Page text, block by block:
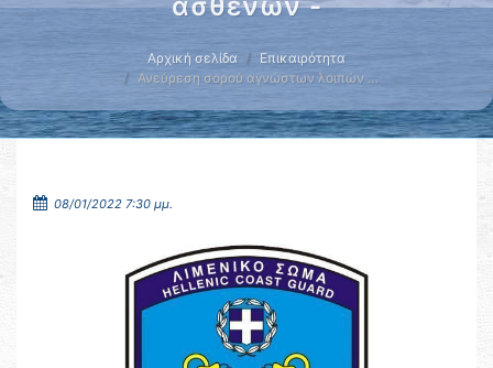
Αρχική σελίδα
Επικαιρότητα
Ανεύρεση σορού αγνώστων λοιπών …
08/01/2022 7:30 μμ.